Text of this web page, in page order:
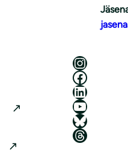
Luonnonsuojeluliitto Instagramissa
Luonnonsuojeluliitto Facebookissa
Luonnonsuojeluliitto LinkedInissä
Luonnonsuojeluliiton YouTube-kanava
Luonnonsuojeluliitto Blueskyssa
Luonnonsuojeluliitto Threadsissa